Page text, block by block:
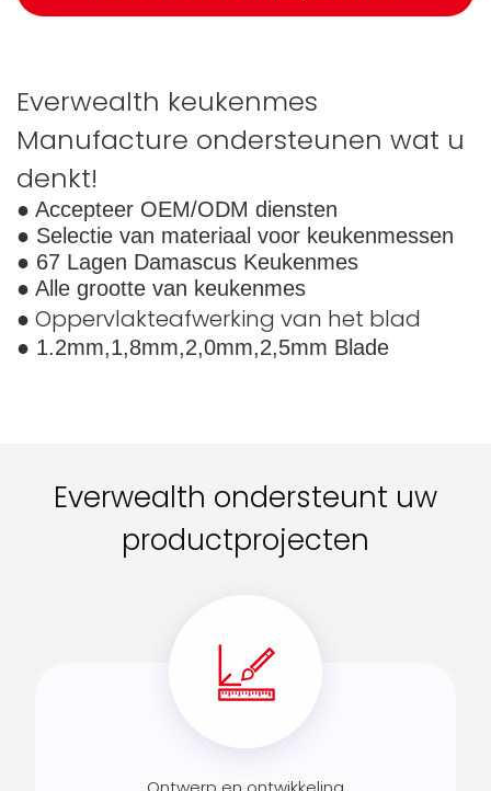
Everwealth keukenmes
Manufacture ondersteunen wat u
denkt!
● Accepteer OEM/ODM diensten
● Selectie van materiaal voor keukenmessen
● 67 Lagen Damascus Keukenmes
● Alle grootte van keukenmes
● Oppervlakteafwerking van het blad
● 1.2mm,1,8mm,2,0mm,2,5mm Blade
Everwealth ondersteunt uw
productprojecten